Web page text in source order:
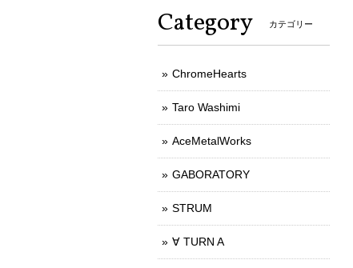
Category カテゴリー
ChromeHearts
Taro Washimi
AceMetalWorks
GABORATORY
STRUM
∀ TURN A